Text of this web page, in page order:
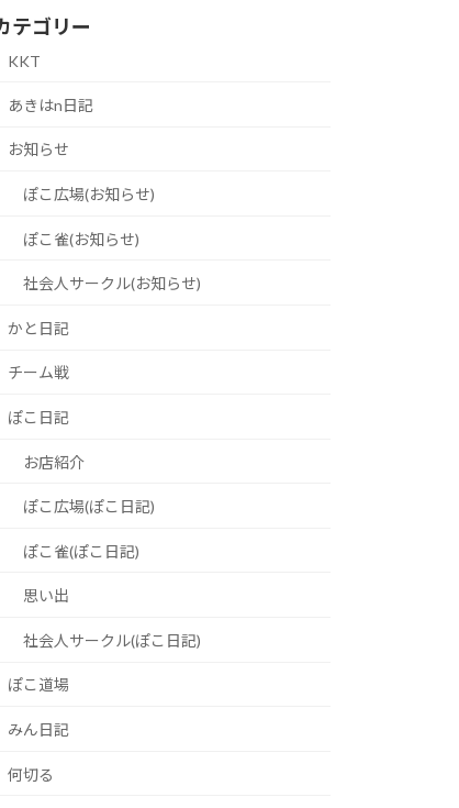
テゴリー
KKT
あきはn日記
お知らせ
ぽこ広場(お知らせ)
ぽこ雀(お知らせ)
社会人サークル(お知らせ)
かと日記
チーム戦
ぽこ日記
お店紹介
ぽこ広場(ぽこ日記)
ぽこ雀(ぽこ日記)
思い出
社会人サークル(ぽこ日記)
ぽこ道場
みん日記
何切る